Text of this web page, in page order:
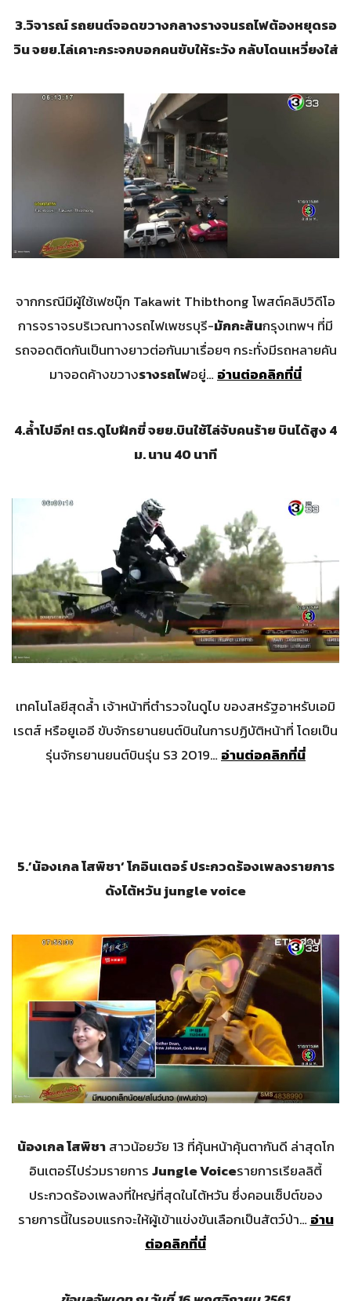
3.วิจารณ์ รถยนต์จอดขวางกลางรางจนรถไฟต้องหยุดรอ
วิน จยย.ไล่เคาะกระจกบอกคนขับให้ระวัง กลับโดนเหวี่ยงใส่
จากกรณีมีผู้ใช้เฟซบุ๊ก Takawit Thibthong โพสต์คลิปวิดีโอ
การจราจรบริเวณทางรถไฟเพชรบุรี-มักกะสันกรุงเทพฯ ที่มี
รถจอดติดกันเป็นทางยาวต่อกันมาเรื่อยๆ กระทั่งมีรถหลายคัน
มาจอดค้างขวางรางรถไฟอยู่…อ่านต่อคลิกที่นี่
4.ล้ำไปอีก! ตร.ดูไบฝึกขี่ จยย.บินใช้ไล่จับคนร้าย บินได้สูง 4
ม. นาน 40นาที
เทคโนโลยีสุดล้ำ เจ้าหน้าที่ตำรวจในดูไบ ของสหรัฐอาหรับเอมิ
เรตส์ หรือยูเออี ขับจักรยานยนต์บินในการปฏิบัติหน้าที่ โดยเป็น
รุ่นจักรยานยนต์บินรุ่น S3 2019…อ่านต่อคลิกที่นี่
5.’น้องเกล โสพิชา‘โกอินเตอร์ ประกวดร้องเพลงรายการ
ดังไต้หวันjungle voice
น้องเกล โสพิชาสาวน้อยวัย 13 ที่คุ้นหน้าคุ้นตากันดี ล่าสุดโก
อินเตอร์ไปร่วมรายการJungle Voiceรายการเรียลลิตี้
ประกวดร้องเพลงที่ใหญ่ที่สุดในไต้หวัน ซึ่งคอนเซ็ปต์ของ
รายการนี้ในรอบแรกจะให้ผู้เข้าแข่งขันเลือกเป็นสัตว์ป่า…อ่าน
ต่อคลิกที่นี่